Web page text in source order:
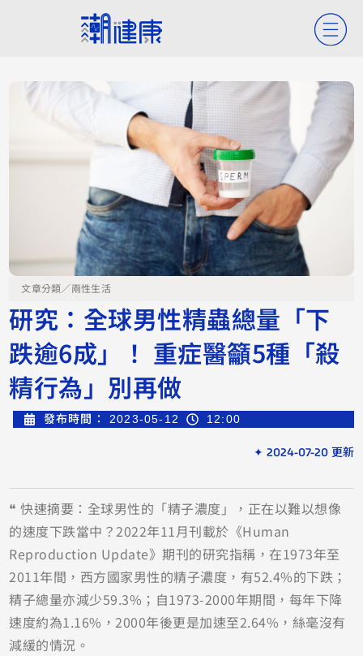
文章分類／兩性生活
研究：全球男性精蟲總量「下
跌逾6成」！ 重症醫籲5種「殺
精行為」別再做
發布時間： 2023-05-12 12:00
✦ 2024-07-20 更新
❝ 快速摘要：全球男性的「精子濃度」，正在以難以想像
的速度下跌當中？2022年11月刊載於《Human
Reproduction Update》期刊的研究指稱，在1973年至
2011年間，西方國家男性的精子濃度，有52.4%的下跌；
精子總量亦減少59.3%；自1973-2000年期間，每年下降
速度約為1.16%，2000年後更是加速至2.64%，絲毫沒有
減緩的情況。